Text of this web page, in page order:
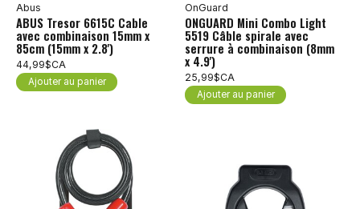
Abus
ABUS Tresor 6615C Cable
avec combinaison 15mm x
85cm (15mm x 2.8')
44,99$CA
Ajouter au panier
OnGuard
ONGUARD Mini Combo Light
5519 Câble spirale avec
serrure à combinaison (8mm
x 4.9')
25,99$CA
Ajouter au panier